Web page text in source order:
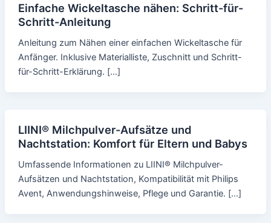
Einfache Wickeltasche nähen: Schritt-für-
Schritt-Anleitung
Anleitung zum Nähen einer einfachen Wickeltasche für
Anfänger. Inklusive Materialliste, Zuschnitt und Schritt-
für-Schritt-Erklärung. […]
LIINI® Milchpulver-Aufsätze und
Nachtstation: Komfort für Eltern und Babys
Umfassende Informationen zu LIINI® Milchpulver-
Aufsätzen und Nachtstation, Kompatibilität mit Philips
Avent, Anwendungshinweise, Pflege und Garantie. […]